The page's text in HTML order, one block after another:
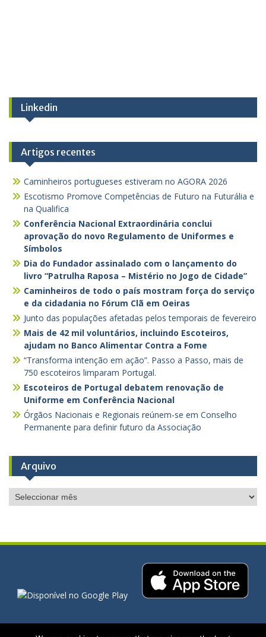
Linkedin
Artigos recentes
Caminheiros portugueses estiveram no AGORA 2026
Escotismo Promove Competências de Futuro na Futurália e
na Qualifica
Conferência Nacional Extraordinária conclui
aprovação do novo Regulamento de Uniformes e
Símbolos
Dia do Fundador assinalado com o lançamento do
livro “Patrulha Raposa – Mistério no Jogo de Cidade”
Caminheiros de todo o país mostram força do serviço
e da cidadania no Fórum Clã em Oeiras
Junto das populações afetadas pelos temporais de fevereiro
Mais de 42 mil voluntários, incluindo Escoteiros,
ajudam no Banco Alimentar Contra a Fome
“Transforma intenção em ação”. Passo a Passo, mais de
750 escoteiros limparam Portugal.
Escoteiros de Portugal debatem renovação de
Uniforme em Conferência Nacional
Órgãos Nacionais e Regionais reúnem-se em Conselho
Permanente para definir futuro da Associação
Arquivo
Arquivo